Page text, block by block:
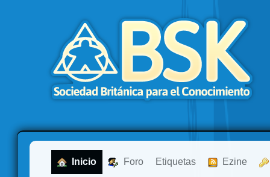
Inicio Foro Etiquetas Ezine